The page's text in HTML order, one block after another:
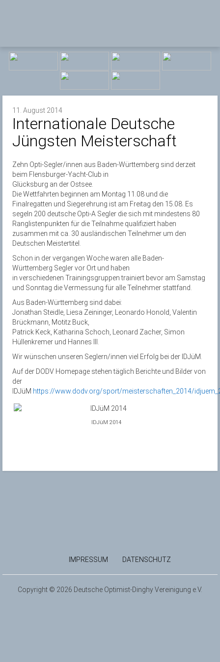
11. August 2014
Internationale Deutsche
Jüngsten Meisterschaft
Zehn Opti-Segler/innen aus Baden-Württemberg sind derzeit
beim Flensburger-Yacht-Club in
Glücksburg an der Ostsee.
Die Wettfahrten beginnen am Montag 11.08 und die
Finalregatten und Siegerehrung ist am Freitag den 15.08. Es
segeln 200 deutsche Opti-A Segler die sich mit mindestens 80
Ranglistenpunkten für die Teilnahme qualifiziert haben
zusammen mit ca. 30 ausländischen Teilnehmer um den
Deutschen Meistertitel.
Schon in der vergangen Woche waren alle Baden-
Württemberg Segler vor Ort und haben
in verschiedenen Trainingsgruppen trainiert bevor am Samstag
und Sonntag die Vermessung für alle Teilnehmer stattfand.
Aus Baden-Württemberg sind dabei:
Jonathan Steidle, Liesa Zeininger, Leonardo Honold, Valentin
Brückmann, Motitz Buck,
Patrick Keck, Katharina Schoch, Leonard Zacher, Simon
Hüllenkremer und Hannes Ill.
Wir wünschen unseren Seglern/innen viel Erfolg bei der IDJüM.
Auf der DODV Homepage stehen täglich Berichte und Bilder von
der
IDJüM https://www.dodv.org/sport/meisterschaften_2014/
IDJüM 2014
IMPRESSUM DATENSCHUTZ
Copyright © 2026 Deutsche Optimist-Dinghy Vereinigung e.V.